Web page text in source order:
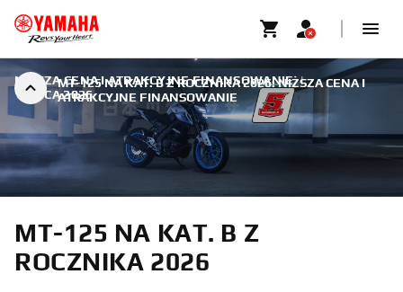
MT-125 NA KAT. B Z ROCZNIKA 2026: NIŻSZA CENA I
ATRAKCYJNE FINANSOWANIE
NIŻSZA CENA I ATRAKCYJNE FINANSOWANIE |
1 LIPCA 2026
MT-125 NA KAT. B Z
ROCZNIKA 2026